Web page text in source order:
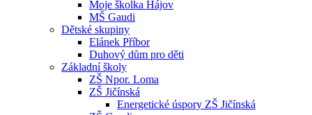
Moje školka Hájov
MŠ Gaudi
Dětské skupiny
Elánek Příbor
Duhový dům pro děti
Základní školy
ZŠ Npor. Loma
ZŠ Jičínská
Energetické úspory ZŠ Jičínská